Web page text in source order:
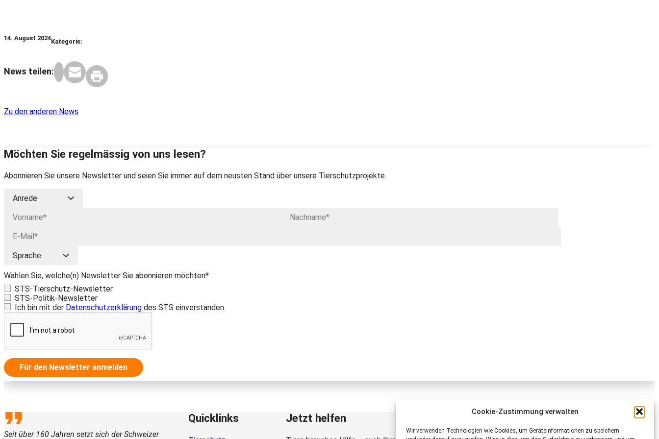
Cookie-Zustimmung verwalten
Wir verwenden Technologien wie Cookies, um Geräteinformationen zu speichern
14. August 2024Kategorie:
News teilen:
Zu den anderen News
Möchten Sie regelmässig von uns lesen?
Abonnieren Sie unsere Newsletter und seien Sie immer auf dem neusten Stand über unsere Tierschutzprojekte.
Wählen Sie, welche(n) Newsletter Sie abonnieren möchten*
STS-Tierschutz-Newsletter
STS-Politik-Newsletter
Ich bin mit der Datenschutzerklärung des STS einverstanden.
Für den Newsletter anmelden
Seit über 160 Jahren setzt sich der Schweizer
Quicklinks Jetzt helfen Schweizer Tierschutz STS